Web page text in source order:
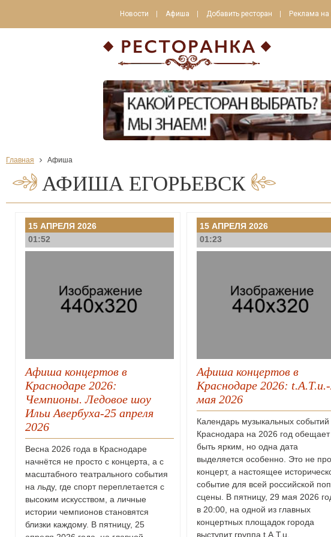
Новости Афиша Добавить ресторан Реклама на
Главная Афиша
АФИША ЕГОРЬЕВСК
15 АПРЕЛЯ 2026
01:52
Афиша концертов в
Краснодаре 2026:
Чемпионы. Ледовое шоу
Ильи Авербуха-25 апреля
2026
Весна 2026 года в Краснодаре
начнётся не просто с концерта, а с
масштабного театрального события
на льду, где спорт переплетается с
высоким искусством, а личные
истории чемпионов становятся
близки каждому. В пятницу, 25
15 АПРЕЛЯ 2026
01:23
Афиша концертов в
Краснодаре 2026:
мая 2026
Календарь музыкальных событий
Краснодара на 2026 год обещает
быть ярким, но одна дата
выделяется особенно. Это не
концерт, а настоящее
событие для всей российской
сцены. В пятницу, 29 мая 2026
в 20:00, на одной из главных
концертных площадок города
выступит группа t.A.T.u.